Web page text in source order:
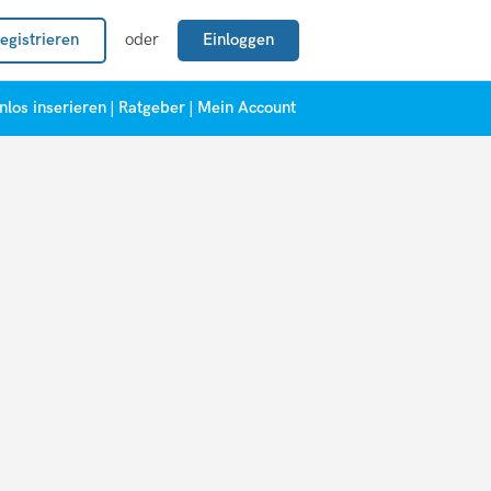
oder Einloggen
inserieren Ratgeber Mein Account